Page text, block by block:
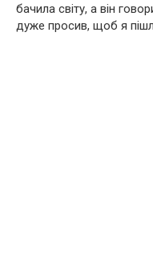
бачила світу, а він
дуже просив, щоб я